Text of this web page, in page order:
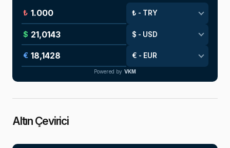
₺
$
€
Powered by VKM
Altın Çevirici